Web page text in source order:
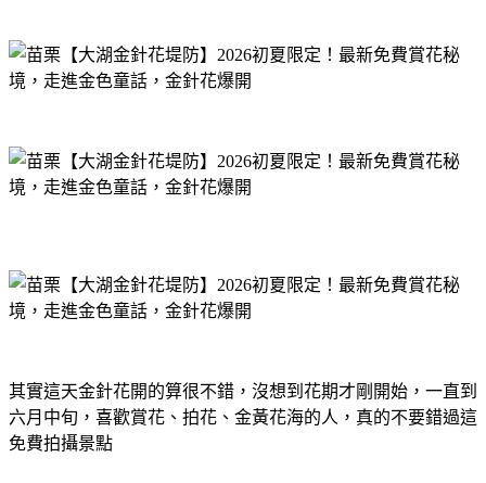
其實這天金針花開的算很不錯，沒想到花期才剛開始，一直到
六月中旬，喜歡賞花、拍花、金黃花海的人，真的不要錯過這
免費拍攝景點